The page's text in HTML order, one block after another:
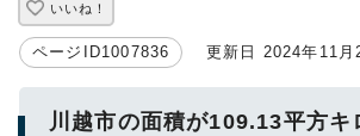
いいね！
ページID1007836 更新日 2024年11月
川越市の面積が109.13平方キ